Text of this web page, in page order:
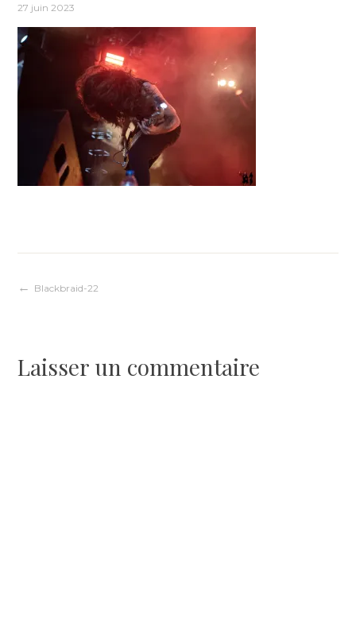
27 juin 2023
Navigation
l’article
Blackbraid-22
Laisser un commentaire